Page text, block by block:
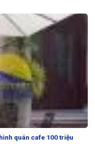
quán cafe 100 triệu